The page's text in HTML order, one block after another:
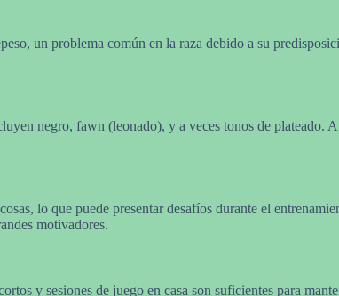
un problema común en la raza debido a su
negro, fawn (leonado), y a veces tonos de plateado.
lo que puede presentar desafíos durante el
motivadores.
y sesiones de juego en casa son suficientes para